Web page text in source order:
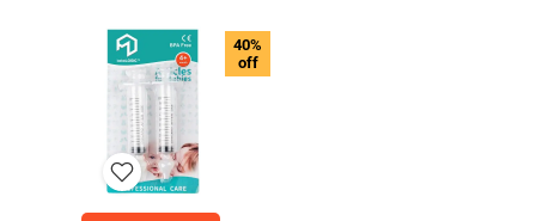
a
fost:
50,00 lei.
este:
39,00 lei.
40%
off